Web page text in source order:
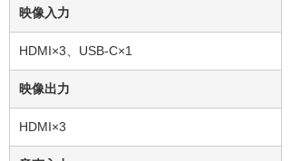
映像入力
HDMI×3、USB-C×1
映像出力
HDMI×3